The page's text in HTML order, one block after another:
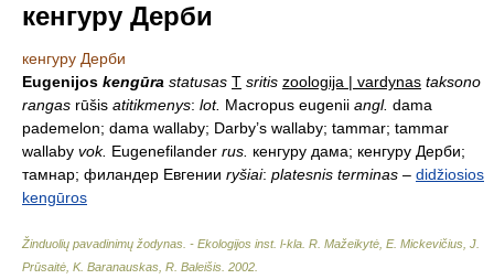
кенгуру Дерби
кенгуру Дерби
Eugenijos kengūra statusas T sritis zoologija | vardynas taksono
rangas rūšis atitikmenys: lot. Macropus eugenii angl. dama
pademelon; dama wallaby; Darby’s wallaby; tammar; tammar
wallaby vok. Eugenefilander rus. кенгуру дама; кенгуру Дерби;
тамнар; филандер Евгении ryšiai: platesnis terminas – didžiosios
kengūros
Žinduolių pavadinimų žodynas. - Ekologijos inst. l-kla R. Mažeikytė, E. Mickevičius, J.
Prūsaitė, K. Baranauskas, R. Baleišis 2002